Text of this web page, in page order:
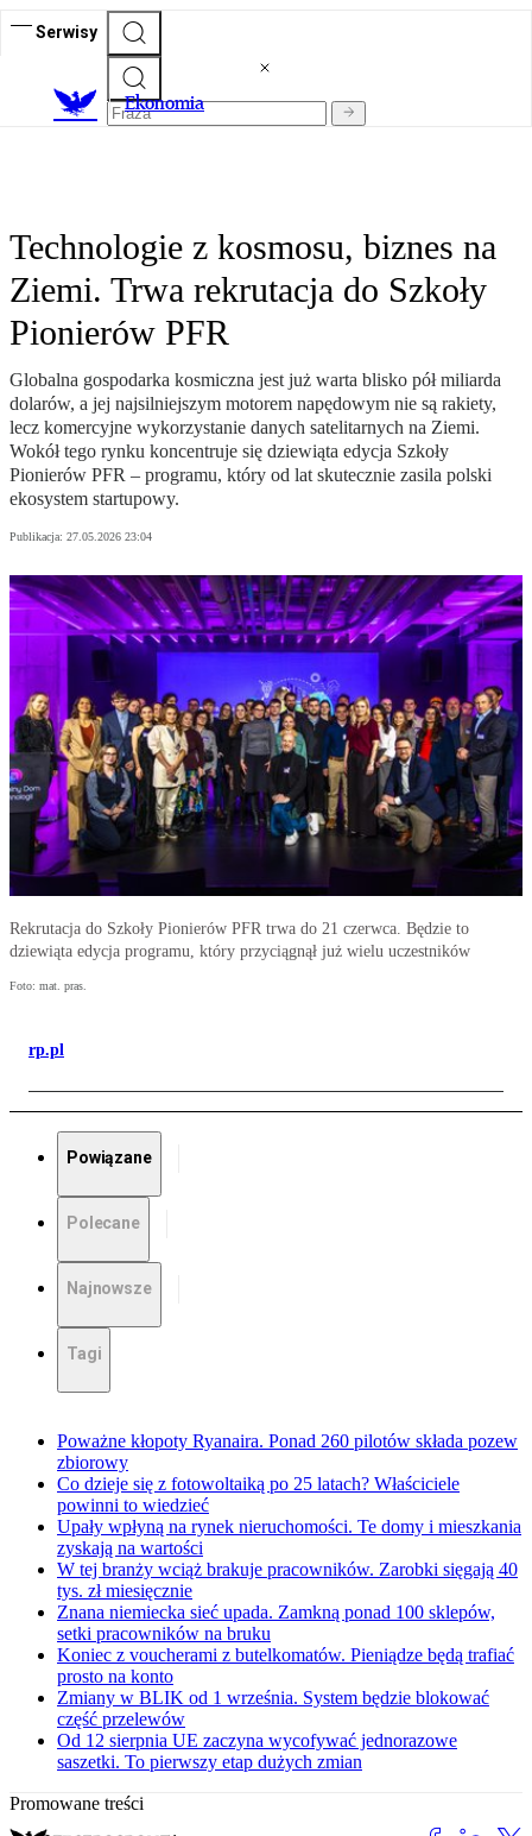
Serwisy
Ekonomia
Technologie z kosmosu, biznes na
Ziemi. Trwa rekrutacja do Szkoły
Pionierów PFR
Globalna gospodarka kosmiczna jest już warta blisko pół miliarda
dolarów, a jej najsilniejszym motorem napędowym nie są rakiety,
lecz komercyjne wykorzystanie danych satelitarnych na Ziemi.
Wokół tego rynku koncentruje się dziewiąta edycja Szkoły
Pionierów PFR – programu, który od lat skutecznie zasila polski
ekosystem startupowy.
Publikacja: 27.05.2026 23:04
Rekrutacja do Szkoły Pionierów PFR trwa do 21 czerwca. Będzie to
dziewiąta edycja programu, który przyciągnął już wielu uczestników
Foto: mat. pras.
rp.pl
Powiązane
Polecane
Najnowsze
Tagi
Poważne kłopoty Ryanaira. Ponad 260 pilotów składa pozew
zbiorowy
Co dzieje się z fotowoltaiką po 25 latach? Właściciele
powinni to wiedzieć
Upały wpłyną na rynek nieruchomości. Te domy i mieszkania
zyskają na wartości
W tej branży wciąż brakuje pracowników. Zarobki sięgają 40
tys. zł miesięcznie
Znana niemiecka sieć upada. Zamkną ponad 100 sklepów,
setki pracowników na bruku
Koniec z voucherami z butelkomatów. Pieniądze będą trafiać
prosto na konto
Zmiany w BLIK od 1 września. System będzie blokować
część przelewów
Od 12 sierpnia UE zaczyna wycofywać jednorazowe
saszetki. To pierwszy etap dużych zmian
Promowane treści